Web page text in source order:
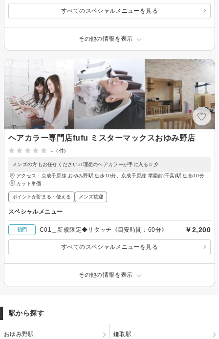
すべてのスペシャルメニューを見る
その他の情報を表示
ヘアカラー専門店fufu ミスターマックスおゆみ野店
-
(-件)
メンズの方もお任せください♪♪理想のヘアカラーが手に入る☆彡
アクセス：京成千原線 おゆみ野駅 徒歩10分、京成千原線 学園前(千葉)駅 徒歩10分
カット単価： -
ポイントが貯まる・使える メンズ歓迎
スペシャルメニュー
初回 C01＿新規限定◆リタッチ《目安時間：60分》 ￥2,200
すべてのスペシャルメニューを見る
その他の情報を表示
駅から探す
おゆみ野駅 鎌取駅